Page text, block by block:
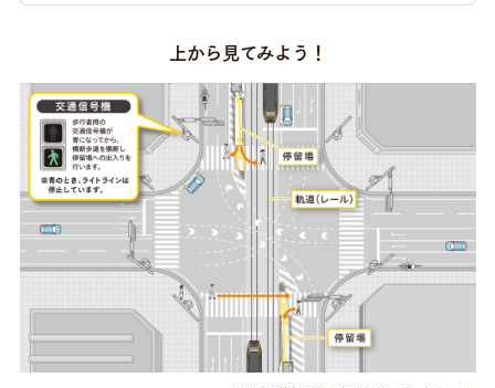
上から見てみよう！